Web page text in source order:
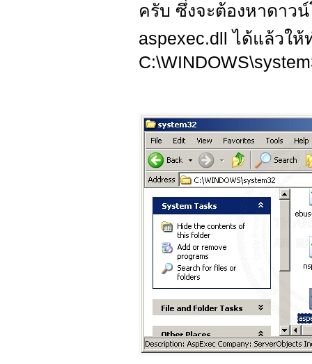
ครับ ซึ่งจะต้องหาดาว
aspexec.dll ได้แล้วให้